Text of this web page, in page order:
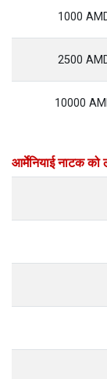
1000
2500
10000
आर्मेनियाई नाटक